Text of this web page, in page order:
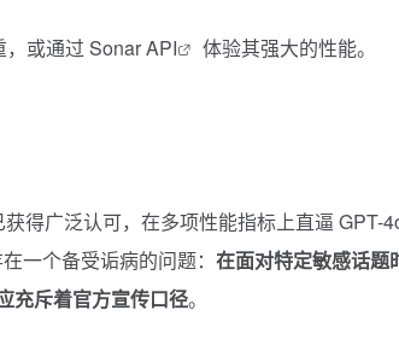
，或通过 Sonar API 体验其强大的性能。
得广泛认可，在多项性能指标上直逼 GPT-
一个备受诟病的问题： 在面对特定敏感话题
充斥着官方宣传口径。